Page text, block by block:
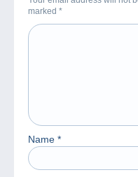
marked *
Name *